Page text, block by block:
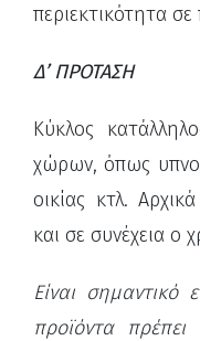
περιεκτικότητα σε
Δ’ ΠΡΟΤΑΣΗ
Κύκλος
χώρων, όπως
οικίας κτλ.
και σε συνέχεια ο
Είναι
προϊόντα